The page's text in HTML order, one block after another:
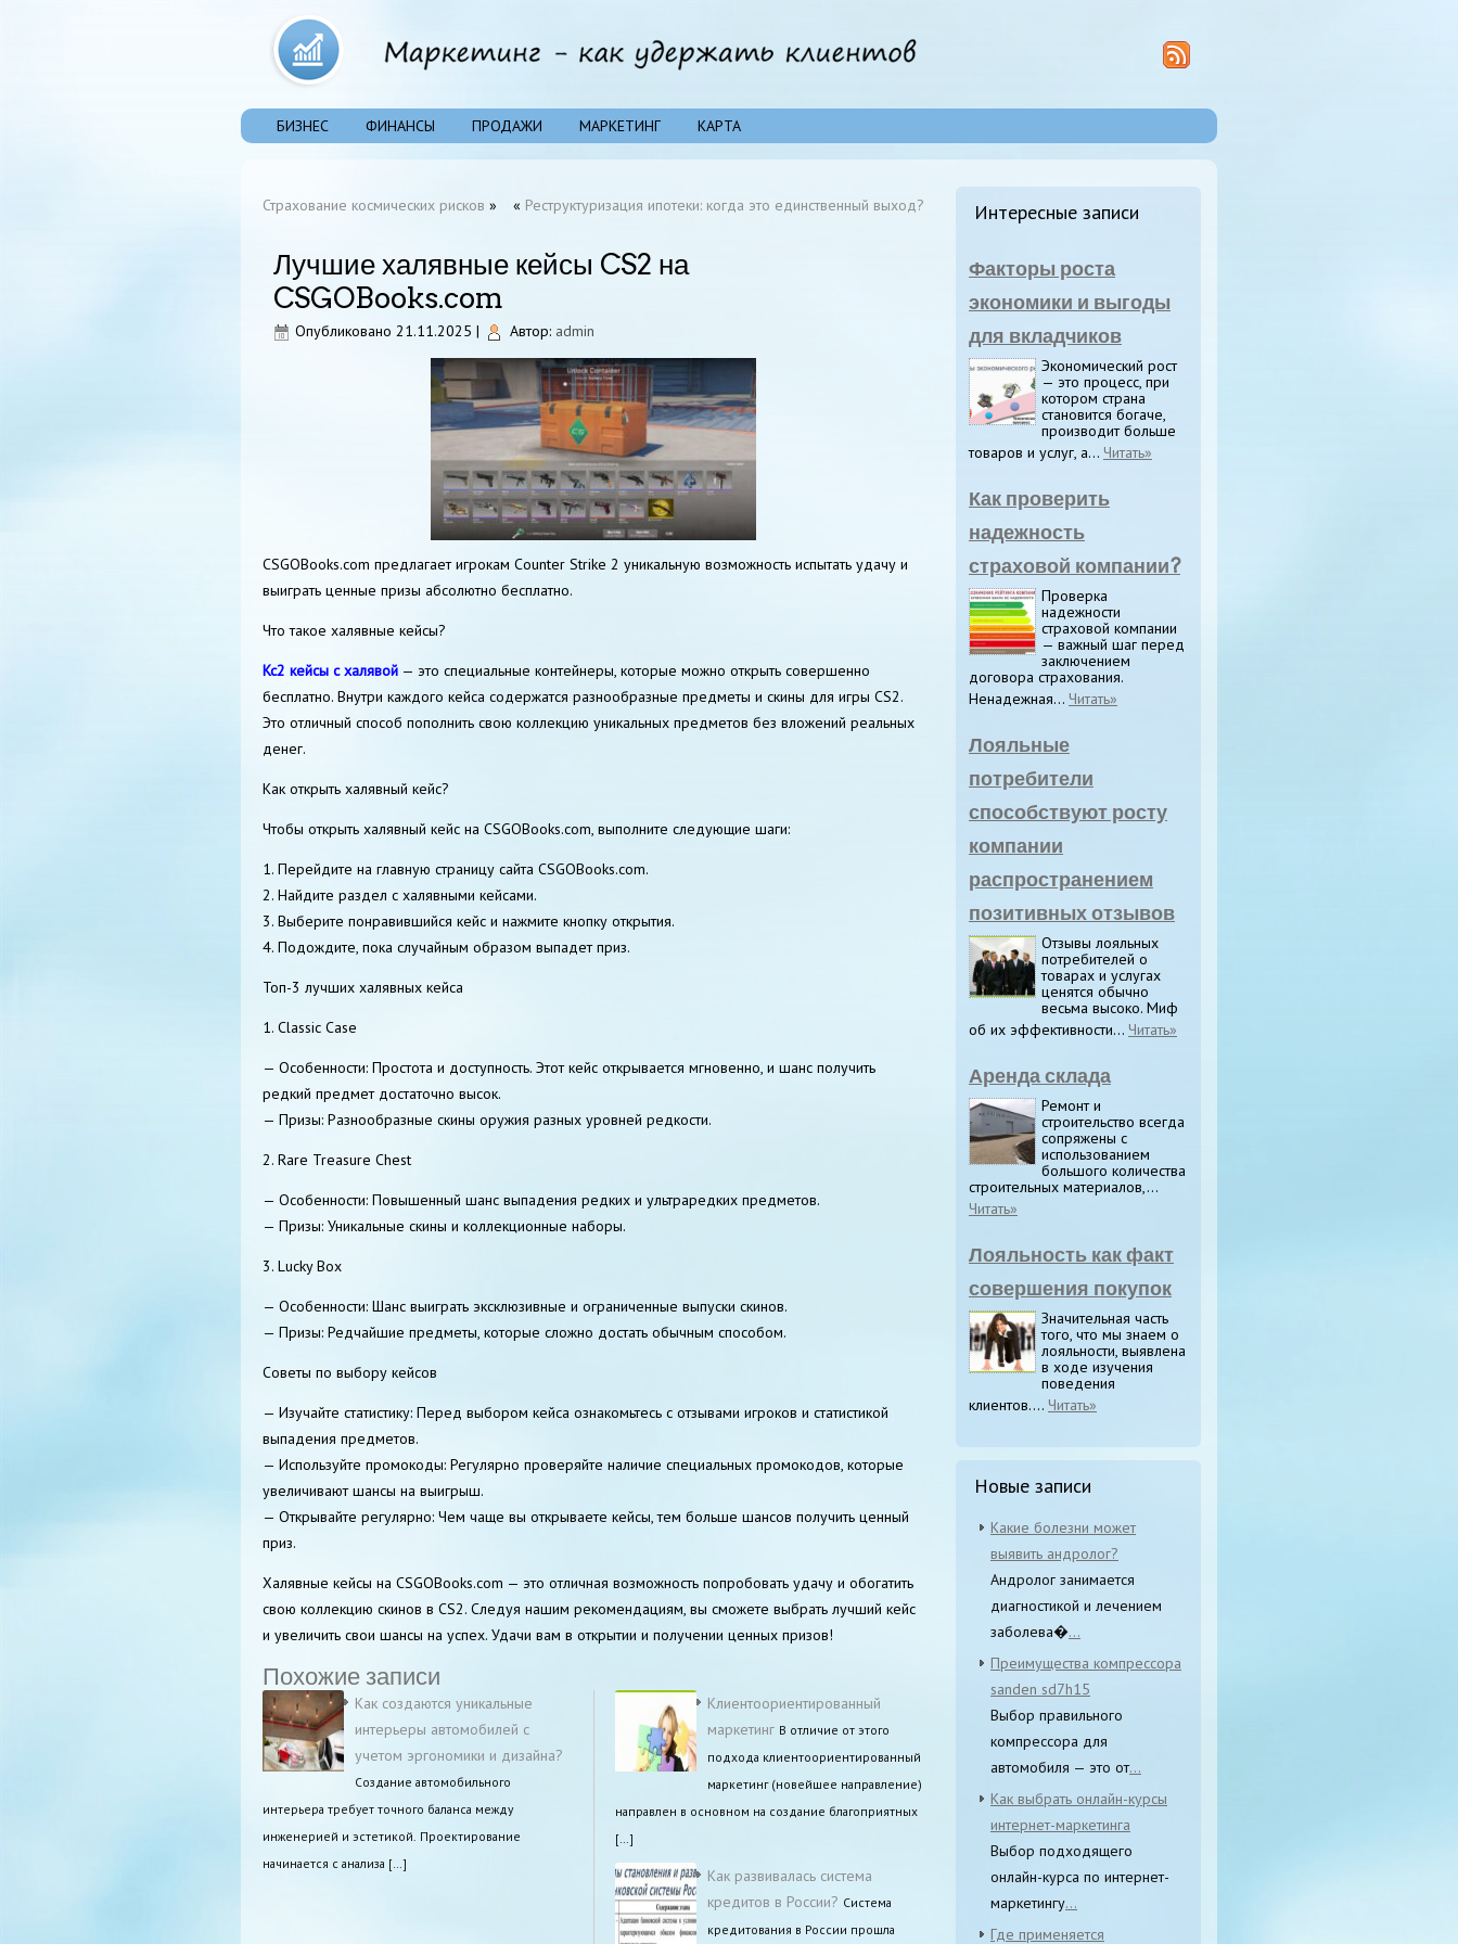
БИЗНЕС ФИНАНСЫ ПРОДАЖИ МАРКЕТИНГ КАРТА
Страхование космических рисков » « Реструктуризация ипотеки: когда это единственный выход?
Лучшие халявные кейсы CS2 на
CSGOBooks.com
Опубликовано 21.11.2025 | Автор: admin
CSGOBooks.com предлагает игрокам Counter Strike 2 уникальную возможность испытать удачу и
выиграть ценные призы абсолютно бесплатно.
Что такое халявные кейсы?
Кс2 кейсы с халявой — это специальные контейнеры, которые можно открыть совершенно
бесплатно. Внутри каждого кейса содержатся разнообразные предметы и скины для игры CS2.
Это отличный способ пополнить свою коллекцию уникальных предметов без вложений реальных
денег.
Как открыть халявный кейс?
Чтобы открыть халявный кейс на CSGOBooks.com, выполните следующие шаги:
1. Перейдите на главную страницу сайта CSGOBooks.com.
2. Найдите раздел с халявными кейсами.
3. Выберите понравившийся кейс и нажмите кнопку открытия.
4. Подождите, пока случайным образом выпадет приз.
Топ-3 лучших халявных кейса
1. Classic Case
— Особенности: Простота и доступность. Этот кейс открывается мгновенно, и шанс получить
редкий предмет достаточно высок.
— Призы: Разнообразные скины оружия разных уровней редкости.
2. Rare Treasure Chest
— Особенности: Повышенный шанс выпадения редких и ультраредких предметов.
— Призы: Уникальные скины и коллекционные наборы.
3. Lucky Box
— Особенности: Шанс выиграть эксклюзивные и ограниченные выпуски скинов.
— Призы: Редчайшие предметы, которые сложно достать обычным способом.
Советы по выбору кейсов
— Изучайте статистику: Перед выбором кейса ознакомьтесь с отзывами игроков и статистикой
выпадения предметов.
— Используйте промокоды: Регулярно проверяйте наличие специальных промокодов, которые
увеличивают шансы на выигрыш.
— Открывайте регулярно: Чем чаще вы открываете кейсы, тем больше шансов получить ценный
приз.
Халявные кейсы на CSGOBooks.com — это отличная возможность попробовать удачу и обогатить
свою коллекцию скинов в CS2. Следуя нашим рекомендациям, вы сможете выбрать лучший кейс
и увеличить свои шансы на успех. Удачи вам в открытии и получении ценных призов!
Похожие записи
Как создаются уникальные
интерьеры автомобилей с
учетом эргономики и дизайна?
Создание автомобильного
интерьера требует точного баланса между
инженерией и эстетикой. Проектирование
начинается с анализа […]
Клиентоориентированный
маркетинг В отличие от этого
подхода клиентоориентированный
маркетинг (новейшее направление)
направлен в основном на создание благоприятных
[…]
Как развивалась система
кредитов в России? Система
кредитования в России прошла
Интересные записи
Факторы роста
экономики и выгоды
для вкладчиков
Экономический рост
— это процесс, при
котором страна
становится богаче,
производит больше
товаров и услуг, а... Читать»
Как проверить
надежность
страховой компании?
Проверка
надежности
страховой компании
— важный шаг перед
заключением
договора страхования.
Ненадежная... Читать»
Лояльные
потребители
способствуют росту
компании
распространением
позитивных отзывов
Отзывы лояльных
потребителей о
товарах и услугах
ценятся обычно
весьма высоко. Миф
об их эффективности... Читать»
Аренда склада
Ремонт и
строительство всегда
сопряжены с
использованием
большого количества
строительных материалов,...
Читать»
Лояльность как факт
совершения покупок
Значительная часть
того, что мы знаем о
лояльности, выявлена
в ходе изучения
поведения
клиентов.... Читать»
Новые записи
Какие болезни может
выявить андролог?
Андролог занимается
диагностикой и лечением
заболева�...
Преимущества компрессора
sanden sd7h15
Выбор правильного
компрессора для
автомобиля — это от...
Как выбрать онлайн-курсы
интернет-маркетинга
Выбор подходящего
онлайн-курса по интернет-
маркетингу...
Где применяется